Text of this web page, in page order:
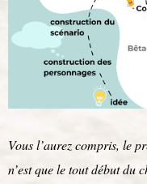
Vous l’aurez compris, le
n’est que le tout début du